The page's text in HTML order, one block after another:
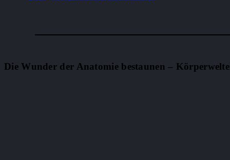
Die Wunder der Anatomie bestaunen –